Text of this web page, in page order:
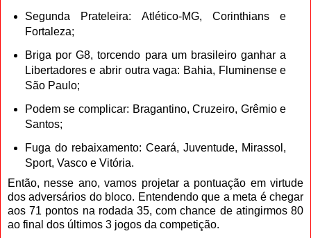
Segunda Prateleira: Atlético-MG, Corinthians e
Fortaleza;
Briga por G8, torcendo para um brasileiro ganhar a
Libertadores e abrir outra vaga: Bahia, Fluminense e
São Paulo;
Podem se complicar: Bragantino, Cruzeiro, Grêmio e
Santos;
Fuga do rebaixamento: Ceará, Juventude, Mirassol,
Sport, Vasco e Vitória.
Então, nesse ano, vamos projetar a pontuação em virtude
dos adversários do bloco. Entendendo que a meta é chegar
aos 71 pontos na rodada 35, com chance de atingirmos 80
ao final dos últimos 3 jogos da competição.